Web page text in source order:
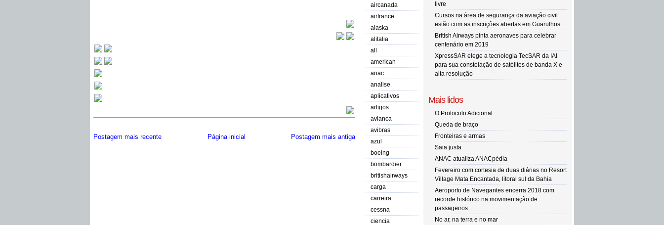
Postagem mais recente Postagem mais antiga
Página inicial
aircanada
airfrance
alaska
alitalia
all
american
anac
analise
aplicativos
artigos
avianca
avibras
azul
boeing
bombardier
britishairways
carga
carreira
cessna
ciencia
livre
Cursos na área de segurança da aviação civil
estão com as inscrições abertas em Guarulhos
British Airways pinta aeronaves para celebrar
centenário em 2019
XpressSAR elege a tecnologia TecSAR da IAI
para sua constelação de satélites de banda X e
alta resolução
Mais lidos
O Protocolo Adicional
Queda de braço
Fronteiras e armas
Saia justa
ANAC atualiza ANACpédia
Fevereiro com cortesia de duas diárias no Resort
Village Mata Encantada, litoral sul da Bahia
Aeroporto de Navegantes encerra 2018 com
recorde histórico na movimentação de
passageiros
No ar, na terra e no mar